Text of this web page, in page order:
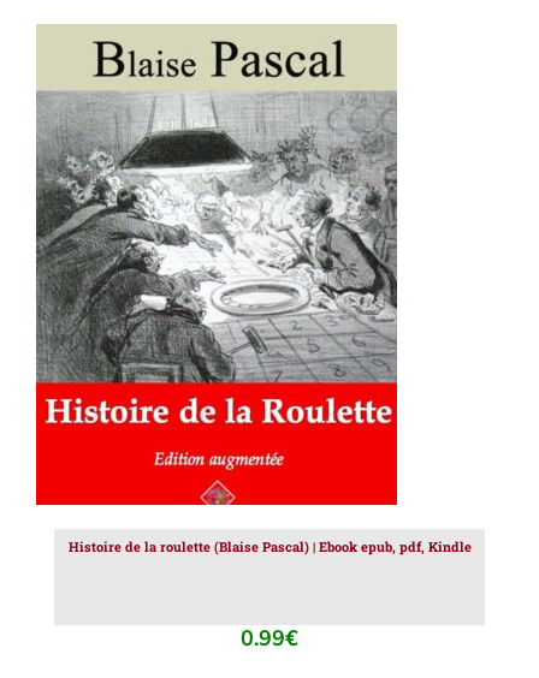
AJOUTER AU PANIER / DÉTAILS
Histoire de la roulette (Blaise Pascal) | Ebook epub, pdf, Kindle
0.99€